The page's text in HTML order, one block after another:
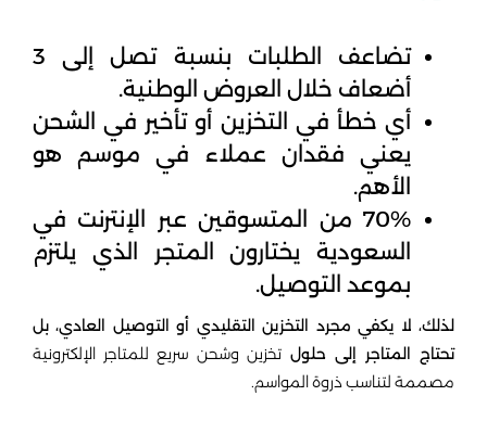
تضاعف الطلبات بنسبة تصل إلى 3
أضعاف خلال العروض الوطنية.
أي خطأ في التخزين أو تأخير في الشحن
يعني فقدان عملاء في موسم هو
الأهم.
70% من المتسوقين عبر الإنترنت في
السعودية يختارون المتجر الذي يلتزم
بموعد التوصيل.
لذلك، لا يكفي مجرد التخزين التقليدي أو التوصيل العادي، بل
تحتاج المتاجر إلى حلول تخزين وشحن سريع للمتاجر الإلكترونية
مصممة لتناسب ذروة المواسم.